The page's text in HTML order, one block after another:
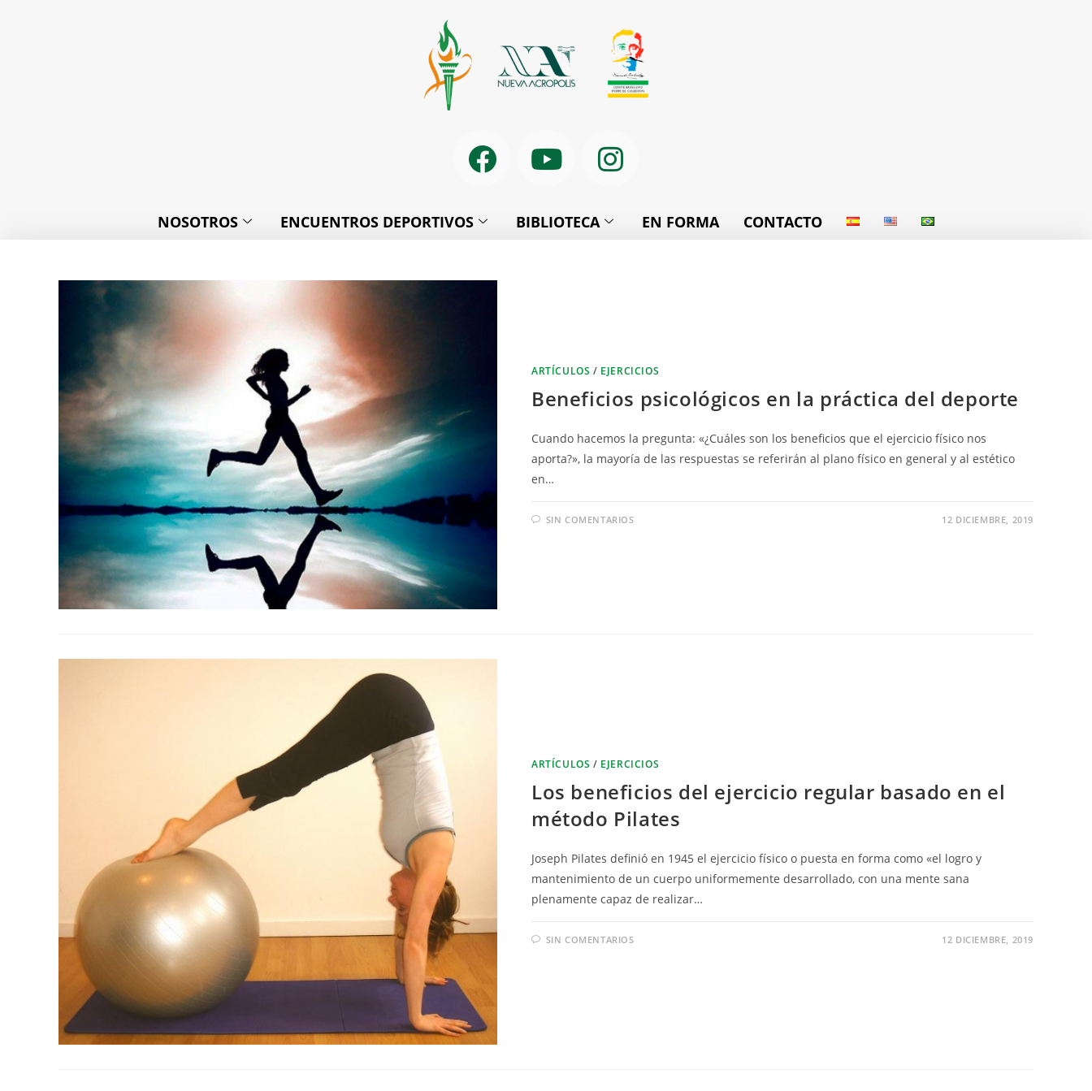
NOSOTROS ENCUENTROS DEPORTIVOS BIBLIOTECA EN FORMA CONTACTO
ARTÍCULOS / EJERCICIOS
Beneficios psicológicos en la práctica del deporte
Cuando hacemos la pregunta: «¿Cuáles son los beneficios que el ejercicio físico nos
aporta?», la mayoría de las respuestas se referirán al plano físico en general y al estético
en…
SIN COMENTARIOS 12 DICIEMBRE, 2019
ARTÍCULOS / EJERCICIOS
Los beneficios del ejercicio regular basado en el
método Pilates
Joseph Pilates definió en 1945 el ejercicio físico o puesta en forma como «el logro y
mantenimiento de un cuerpo uniformemente desarrollado, con una mente sana
plenamente capaz de realizar…
SIN COMENTARIOS 12 DICIEMBRE, 2019